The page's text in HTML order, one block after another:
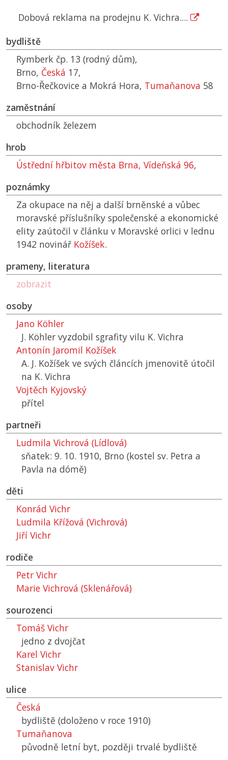
Dobová reklama na prodejnu K. Vichra....
bydliště
Rymberk čp. 13 (rodný dům),
Brno, Česká 17,
Brno-Řečkovice a Mokrá Hora, Tumaňanova 58
zaměstnání
obchodník železem
hrob
Ústřední hřbitov města Brna, Vídeňská 96,
poznámky
Za okupace na něj a další brněnské a vůbec
moravské příslušníky společenské a ekonomické
elity zaútočil v článku v Moravské orlici v lednu
1942 novinář Kožíšek.
prameny, literatura
zobrazit
osoby
Jano Köhler
J. Köhler vyzdobil sgrafity vilu K. Vichra
Antonín Jaromil Kožíšek
A. J. Kožíšek ve svých článcích jmenovitě útočil
na K. Vichra
Vojtěch Kyjovský
přítel
partneři
Ludmila Vichrová (Lídlová)
sňatek: 9. 10. 1910, Brno (kostel sv. Petra a
Pavla na dómě)
děti
Konrád Vichr
Ludmila Křížová (Vichrová)
Jiří Vichr
rodiče
Petr Vichr
Marie Vichrová (Sklenářová)
sourozenci
Tomáš Vichr
jedno z dvojčat
Karel Vichr
Stanislav Vichr
ulice
Česká
bydliště (doloženo v roce 1910)
Tumaňanova
původně letní byt, později trvalé bydliště